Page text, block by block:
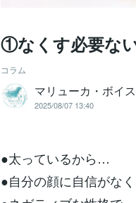
①なくす必要な
コラム
マリューカ・ボイ
2025/08/07 13:40
●太っているから…
●自分の顔に自信がな